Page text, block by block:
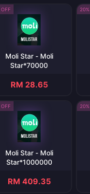
Moli Star - Moli
Star*70000
RM 28.65
Moli Star - Moli
Star*1000000
RM 409.35